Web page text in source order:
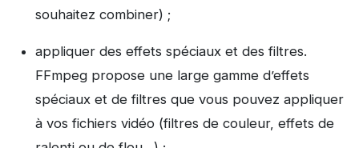
souhaitez combiner) ;
appliquer des effets spéciaux et des filtres.
FFmpeg propose une large gamme d’effets
spéciaux et de filtres que vous pouvez appliquer
à vos fichiers vidéo (filtres de couleur, effets de